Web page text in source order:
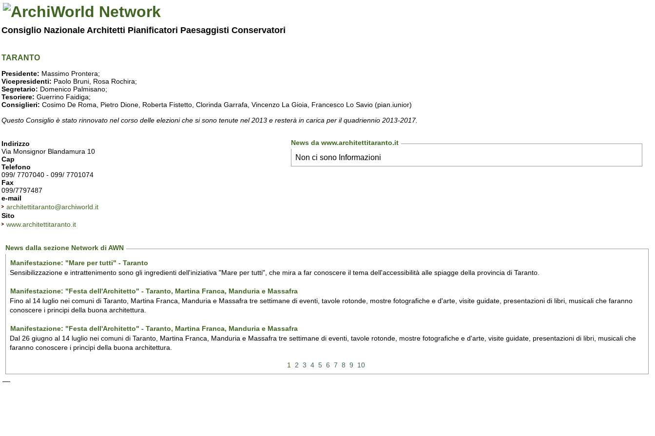
Consiglio Nazionale Architetti Pianificatori Paesaggisti Conservatori
TARANTO
Presidente: Massimo Prontera;
Vicepresidenti: Paolo Bruni, Rosa Rochira;
Segretario: Domenico Palmisano;
Tesoriere: Guerrino Faidiga;
Consiglieri: Cosimo De Roma, Pietro Dione, Roberta Fistetto, Clorinda Garrafa, Vincenzo La Gioia, Francesco Lo Savio (pian.iunior)
Questo Consiglio è stato rinnovato nel corso delle elezioni che si sono tenute nel 2013 e resterà in carica per il quadriennio 2013-2017.
Indirizzo
Via Monsignor Blandamura 10
Cap
Telefono
099/ 7707040 - 099/ 7701074
Fax
099/7797487
e-mail
architettitaranto@archiworld.it
Sito
www.architettitaranto.it
News da www.architettitaranto.it
Non ci sono Informazioni
News dalla sezione Network di AWN
Manifestazione: "Mare per tutti" - Taranto
Sensibilizzazione e intrattenimento sono gli ingredienti dell'iniziativa "Mare per tutti", che mira a far conoscere il tema dell'accessibilità alle spiagge della provincia di Taranto.
Manifestazione: "Festa dell'Architetto" - Taranto, Martina Franca, Manduria e Massafra
Fino al 14 luglio nei comuni di Taranto, Martina Franca, Manduria e Massafra tre settimane di eventi, tavole rotonde, mostre fotografiche e d'arte, visite guidate, presentazioni di libri, musicali che faranno
conoscere i principi della buona architettura.
Manifestazione: "Festa dell'Architetto" - Taranto, Martina Franca, Manduria e Massafra
Dal 26 giugno al 14 luglio nei comuni di Taranto, Martina Franca, Manduria e Massafra tre settimane di eventi, tavole rotonde, mostre fotografiche e d'arte, visite guidate, presentazioni di libri, musicali che
faranno conoscere i principi della buona architettura.
1 2 3 4 5 6 7 8 9 10